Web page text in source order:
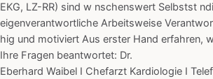
EKG, LZ-RR) sind w nschenswert Selbstst
eigenverantwortliche Arbeitsweise
hig und motiviert Aus erster Hand erfahren,
Ihre Fragen beantwortet: Dr.
Eberhard Waibel I Chefarzt Kardiologie I